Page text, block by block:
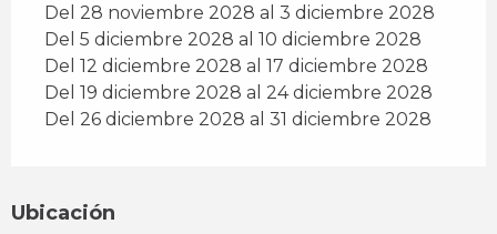
Del 28 noviembre 2028 al 3 diciembre 2028
Del 5 diciembre 2028 al 10 diciembre 2028
Del 12 diciembre 2028 al 17 diciembre 2028
Del 19 diciembre 2028 al 24 diciembre 2028
Del 26 diciembre 2028 al 31 diciembre 2028
Ubicación